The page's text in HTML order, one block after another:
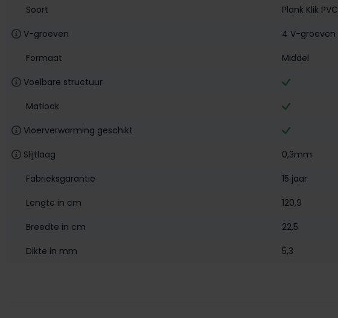
Soort
Plank Klik PVC
V-groeven
4 V-groeven
Formaat
Middel
Voelbare structuur
Matlook
Vloerverwarming geschikt
Slijtlaag
0,3mm
Fabrieksgarantie
15 jaar
Lengte in cm
120,9
Breedte in cm
22,5
Dikte in mm
5,3